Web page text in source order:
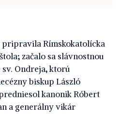
pripravila Rímskokatolícka
;začalo sa slávnostnou
sv. Ondreja,ktorú
biskup László
kanonik Róbert
a generálny vikár